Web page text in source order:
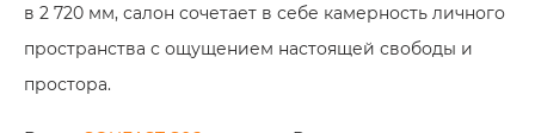
в 2 720 мм, салон сочетает в себе камерность личного
пространства с ощущением настоящей свободы и
простора.